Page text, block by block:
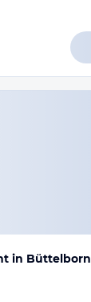
in Büttelborn